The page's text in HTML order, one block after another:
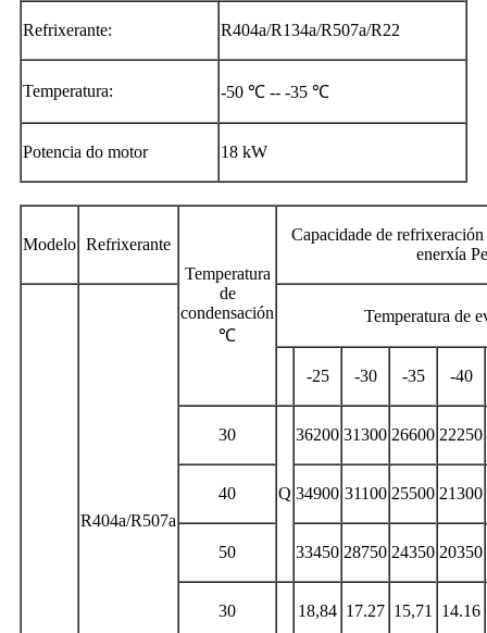
Refrixerante: R404a/R134a/R507a/R22
Temperatura: -50 ℃ -- -35 ℃
Potencia do motor 18 kW
Modelo Refrixerante
Temperatura
de
condensación
℃
Capacidade de
enerxía
R404a/R507a
Temperatura de
-25 -30 -35 -40
30
Q
36200 31300 26600 22250
40 34900 31100 25500 21300
50 33450 28750 24350 20350
30 18,84 17.27 15,71 14.16